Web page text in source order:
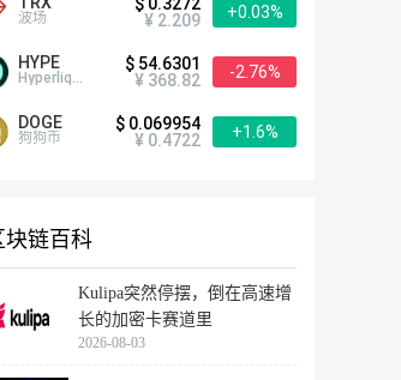
波场
¥ 2.209
+0.03%
HYPE
Hyperliquid
$ 54.6301
¥ 368.82
-2.76%
DOGE
狗狗币
$ 0.069954
¥ 0.4722
+1.6%
块链百科
Kulipa突然停摆，倒在高速增
长的加密卡赛道里
2026-08-03